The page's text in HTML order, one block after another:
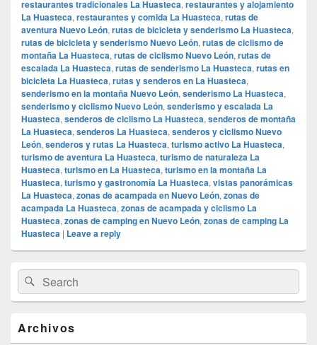
restaurantes tradicionales La Huasteca, restaurantes y alojamiento
La Huasteca, restaurantes y comida La Huasteca, rutas de
aventura Nuevo León, rutas de bicicleta y senderismo La Huasteca,
rutas de bicicleta y senderismo Nuevo León, rutas de ciclismo de
montaña La Huasteca, rutas de ciclismo Nuevo León, rutas de
escalada La Huasteca, rutas de senderismo La Huasteca, rutas en
bicicleta La Huasteca, rutas y senderos en La Huasteca,
senderismo en la montaña Nuevo León, senderismo La Huasteca,
senderismo y ciclismo Nuevo León, senderismo y escalada La
Huasteca, senderos de ciclismo La Huasteca, senderos de montaña
La Huasteca, senderos La Huasteca, senderos y ciclismo Nuevo
León, senderos y rutas La Huasteca, turismo activo La Huasteca,
turismo de aventura La Huasteca, turismo de naturaleza La
Huasteca, turismo en La Huasteca, turismo en la montaña La
Huasteca, turismo y gastronomía La Huasteca, vistas panorámicas
La Huasteca, zonas de acampada en Nuevo León, zonas de
acampada La Huasteca, zonas de acampada y ciclismo La
Huasteca, zonas de camping en Nuevo León, zonas de camping La
Huasteca | Leave a reply
Primary
Sidebar
Widget
Area
Search
for:
Search
Archivos